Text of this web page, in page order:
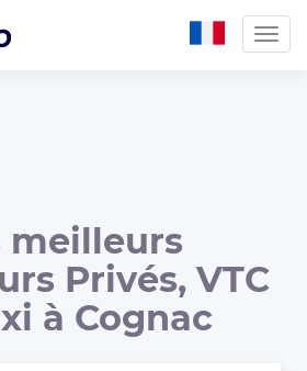
meilleurs
Privés, VTC
à Cognac